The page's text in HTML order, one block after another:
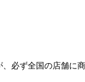
必ず全国の店舗に